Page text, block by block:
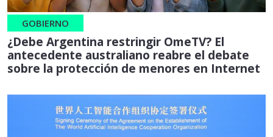
GOBIERNO
¿Debe Argentina restringir OmeTV? El
antecedente australiano reabre el debate
sobre la protección de menores en Internet